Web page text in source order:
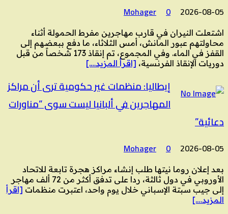
2026-08-05
Mohager 0
اشتعلت النيران في قارب مهاجرين مفرط الحمولة أثناء
محاولتهم عبور المانش، أمس الثلاثاء، ما دفع ببعضهم إلى
القفز في الماء. وفي المجموع، تم إنقاذ 173 شخصاً من قبل
دوريات الإنقاذ الفرنسية، [اقرأ المزيد….]
إيطاليا: منظمات غير حكومية ترى أن مراكز
المهاجرين في ألبانيا ليست سوى “مناورات
دعائية”
2026-08-05
Mohager 0
بعد إعلان روما نيتها طلب إنشاء مراكز هجرة تابعة للاتحاد
الأوروبي في دول ثالثة، ردا على تدفق أكثر من 72 ألف مهاجر
إلى جيب سبتة الإسباني خلال يوم واحد، اعتبرت منظمات [اقرأ
المزيد….]